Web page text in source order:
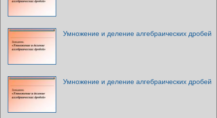
Умножение и деление алгебраических дробей
Умножение и деление алгебраических дробей